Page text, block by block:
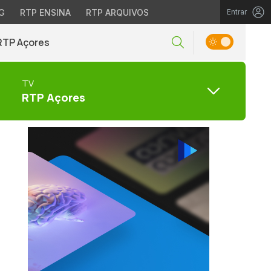
RTP ENSINA RTP ARQUIVOS Entrar
Açores
TV
RTP Açores